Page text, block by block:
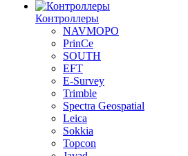
Контроллеры
NAVMOPO
PrinCe
SOUTH
EFT
E-Survey
Trimble
Spectra Geospatial
Leica
Sokkia
Topcon